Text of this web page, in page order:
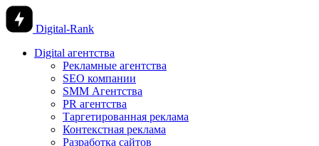
Digital-Rank
Digital агентства
Рекламные агентства
SEO компании
SMM Агентства
PR агентства
Таргетированная реклама
Контекстная реклама
Разработка сайтов